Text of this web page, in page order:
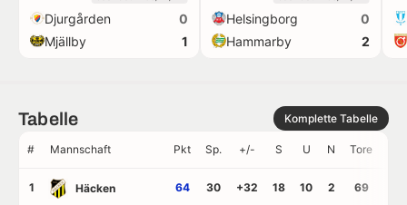
Djurgården
0
Mjällby
1
Helsingborg
0
Hammarby
2
Tabelle Komplette Tabelle
# Mannschaft Pkt Sp. +/- S U N Tore
1 Häcken 64 30 +32 18 10 2 69